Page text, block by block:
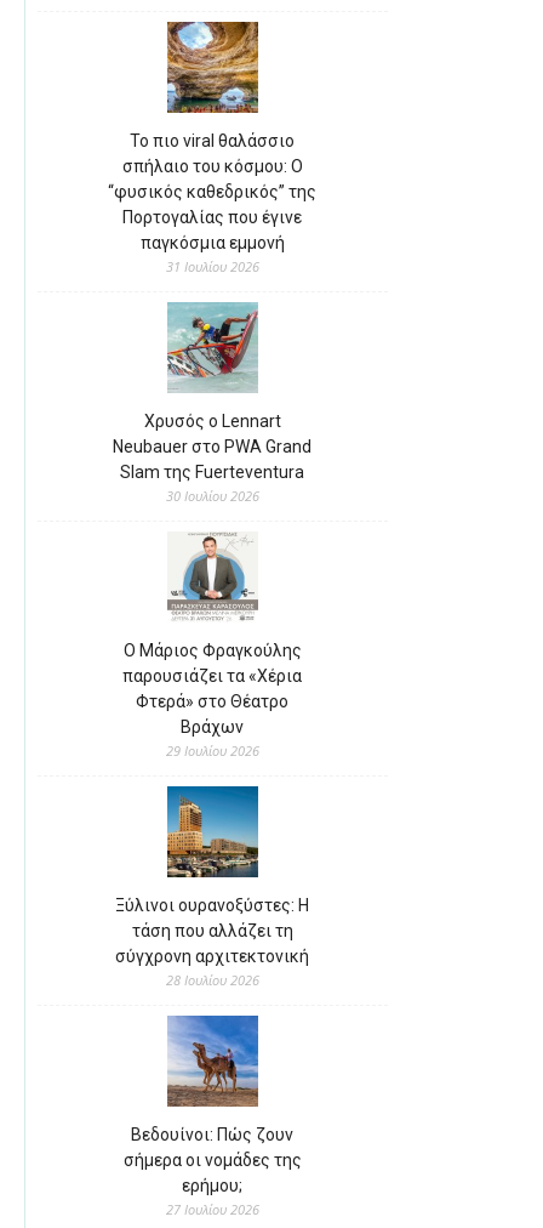
Το πιο viral θαλάσσιο
σπήλαιο του κόσμου: Ο
“φυσικός καθεδρικός” της
Πορτογαλίας που έγινε
παγκόσμια εμμονή
31 Ιουλίου 2026
Χρυσός ο Lennart
Neubauer στο PWA Grand
Slam της Fuerteventura
30 Ιουλίου 2026
Ο Μάριος Φραγκούλης
παρουσιάζει τα «Χέρια
Φτερά» στο Θέατρο
Βράχων
29 Ιουλίου 2026
Ξύλινοι ουρανοξύστες: Η
τάση που αλλάζει τη
σύγχρονη αρχιτεκτονική
28 Ιουλίου 2026
Βεδουίνοι: Πώς ζουν
σήμερα οι νομάδες της
ερήμου;
27 Ιουλίου 2026